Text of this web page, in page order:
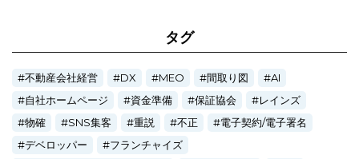
タグ
不動産会社経営 DX MEO 間取り図
AI
自社ホームページ
資金準備 保証協会
レインズ
物確
SNS集客 重説 不正
電子契約/電子署名
デベロッパー
フランチャイズ